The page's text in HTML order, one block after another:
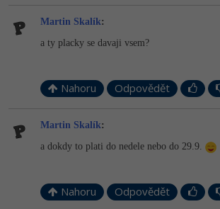
Martin Skalík:
a ty placky se davaji vsem?
Nahoru Odpovědět
Martin Skalík:
a dokdy to plati do nedele nebo do 29.9.
Nahoru Odpovědět